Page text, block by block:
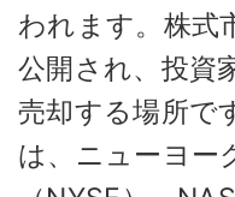
われます。株式
公開され、投資
売却する場所で
は、ニューヨー